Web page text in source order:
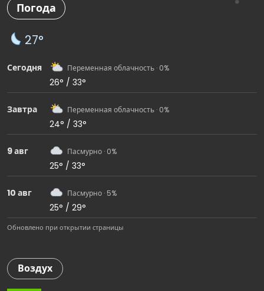
Погода
27°
Сегодня Переменная облачность · 0%
26° / 33°
Завтра Переменная облачность · 0%
24° / 33°
9 авг Пасмурно · 0%
25° / 33°
10 авг Пасмурно · 5%
25° / 29°
Обновлено при открытии страницы
Воздух